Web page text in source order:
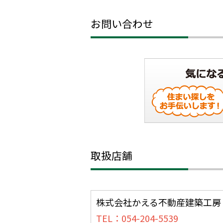
お問い合わせ
取扱店舗
株式会社かえる不動産建築工房
TEL：054-204-5539